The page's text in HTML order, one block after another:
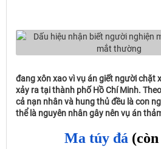
đang xôn xao vì vụ án giết người chặt
xảy ra tại thành phố Hồ Chí Minh.
cả nạn nhân và hung thủ đều là con
thể là nguyên nhân gây nên vụ án
Ma túy đá